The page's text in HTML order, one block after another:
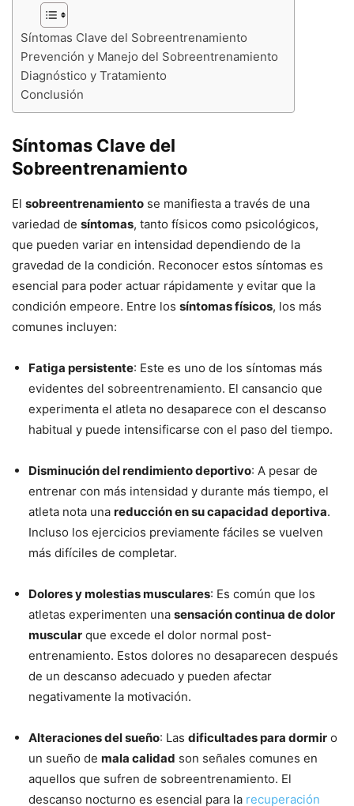
Síntomas Clave del Sobreentrenamiento
Prevención y Manejo del Sobreentrenamiento
Diagnóstico y Tratamiento
Conclusión
Síntomas Clave del
Sobreentrenamiento
El sobreentrenamiento se manifiesta a través de una
variedad de síntomas, tanto físicos como psicológicos,
que pueden variar en intensidad dependiendo de la
gravedad de la condición. Reconocer estos síntomas es
esencial para poder actuar rápidamente y evitar que la
condición empeore. Entre los síntomas físicos, los más
comunes incluyen:
Fatiga persistente: Este es uno de los síntomas más
evidentes del sobreentrenamiento. El cansancio que
experimenta el atleta no desaparece con el descanso
habitual y puede intensificarse con el paso del tiempo.
Disminución del rendimiento deportivo: A pesar de
entrenar con más intensidad y durante más tiempo, el
atleta nota una reducción en su capacidad deportiva.
Incluso los ejercicios previamente fáciles se vuelven
más difíciles de completar.
Dolores y molestias musculares: Es común que los
atletas experimenten una sensación continua de dolor
muscular que excede el dolor normal post-
entrenamiento. Estos dolores no desaparecen después
de un descanso adecuado y pueden afectar
negativamente la motivación.
Alteraciones del sueño: Las dificultades para dormir o
un sueño de mala calidad son señales comunes en
aquellos que sufren de sobreentrenamiento. El
descanso nocturno es esencial para la recuperación